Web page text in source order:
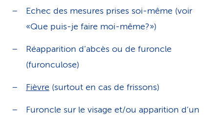
Echec des mesures prises soi-même (voir
«Que puis-je faire moi-même?»)
Réapparition d’abcès ou de furoncle
(furonculose)
Fièvre (surtout en cas de frissons)
Furoncle sur le visage et/ou apparition d’un